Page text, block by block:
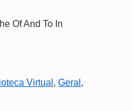
Of And To In
Virtual , Geral ,